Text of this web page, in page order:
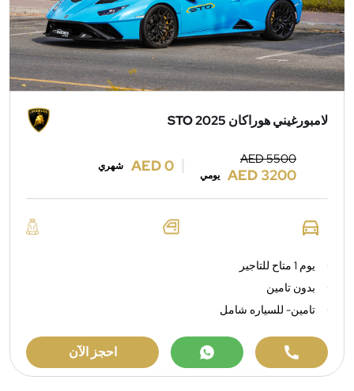
لامبورغيني هوراكان STO 2025
AED 5500
AED 3200 يومي
AED 0 شهري
يوم 1 متاح للتاجير
بدون تامين
تامين- للسياره شامل
احجز الآن